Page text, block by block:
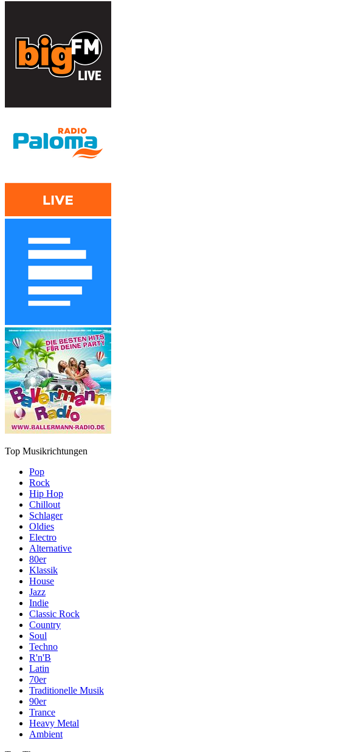
Top Musikrichtungen
Pop
Rock
Hip Hop
Chillout
Schlager
Oldies
Electro
Alternative
80er
Klassik
House
Jazz
Indie
Classic Rock
Country
Soul
Techno
R'n'B
Latin
70er
Traditionelle Musik
90er
Trance
Heavy Metal
Ambient